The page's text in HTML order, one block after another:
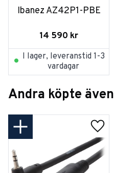
Ibanez AZ42P1-PBE
14 590 kr
I lager, leveranstid 1-3
vardagar
Andra köpte även